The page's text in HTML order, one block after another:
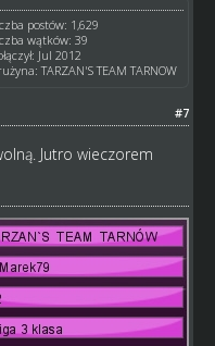
postów: 1,629
wątków: 39
Jul 2012
TARZAN'S TEAM TARNOW
#7
Jutro wieczorem